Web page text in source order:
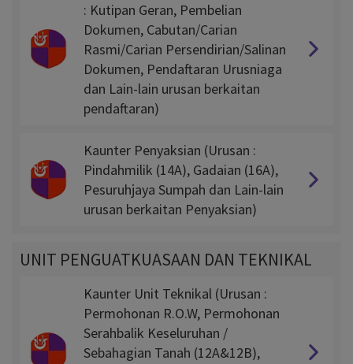
: Kutipan Geran, Pembelian
Dokumen, Cabutan/Carian
Rasmi/Carian Persendirian/Salinan
Dokumen, Pendaftaran Urusniaga
dan Lain-lain urusan berkaitan
pendaftaran)
Kaunter Penyaksian (Urusan :
Pindahmilik (14A), Gadaian (16A),
Pesuruhjaya Sumpah dan Lain-lain
urusan berkaitan Penyaksian)
UNIT PENGUATKUASAAN DAN TEKNIKAL
Kaunter Unit Teknikal (Urusan :
Permohonan R.O.W, Permohonan
Serahbalik Keseluruhan /
Sebahagian Tanah (12A&12B),